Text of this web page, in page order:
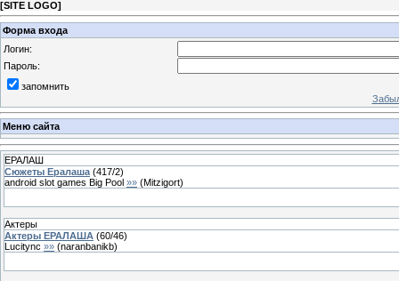
[SITE LOGO]
Форма входа
Логин:
Пароль:
запомнить
Меню сайта
ЕРАЛАШ
Сюжеты Ералаша (417/2)
android slot games Big Pool »» (Mitzigort)
Актеры
Актеры ЕРАЛАША (60/46)
Lucitync »» (naranbanikb)